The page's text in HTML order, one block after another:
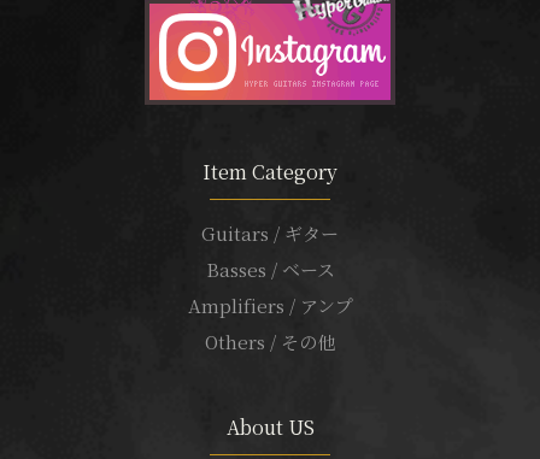
Item Category
Guitars / ギター
Basses / ベース
Amplifiers / アンプ
Others / その他
About US